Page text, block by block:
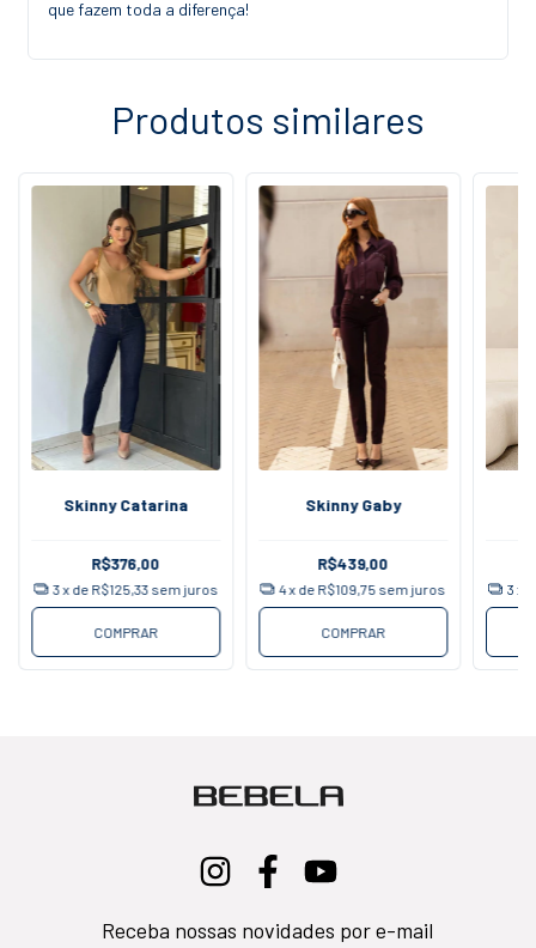
que fazem toda a diferença!
Produtos similares
Skinny Catarina
R$376,00
3x de R$125,33 sem juros
COMPRAR
Skinny Gaby
R$439,00
4x de R$109,75 sem juros
COMPRAR
3 x
Receba nossas novidades por e-mail